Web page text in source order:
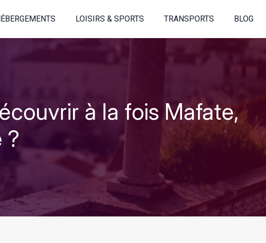
LOISIRS & SPORTS TRANSPORTS BLOG
à la fois Mafate,
?